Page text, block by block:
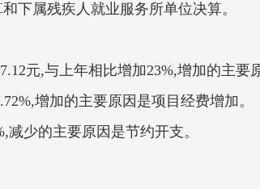
下属残疾人就业服务所单位决算。
元,与上年相比增加23%,增加的主
相比增加31.72%,增加的主
少的主要原因是节约开支。